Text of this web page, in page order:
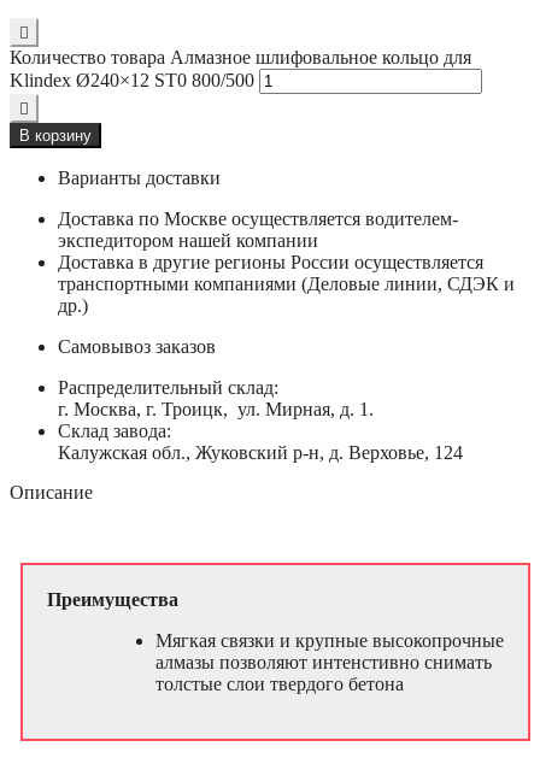
Количество товара Алмазное шлифовальное кольцо для
Klindex Ø240×12 ST0 800/500
В корзину
Варианты доставки
Доставка по Москве осуществляется водителем-
экспедитором нашей компании
Доставка в другие регионы России осуществляется
транспортными компаниями (Деловые линии, СДЭК и
др.)
Самовывоз заказов
Распределительный склад:
г. Москва, г. Троицк, ул. Мирная, д. 1.
Склад завода:
Калужская обл., Жуковский р-н, д. Верховье, 124
Описание
Преимущества
Мягкая связки и крупные высокопрочные
алмазы позволяют интенстивно снимать
толстые слои твердого бетона